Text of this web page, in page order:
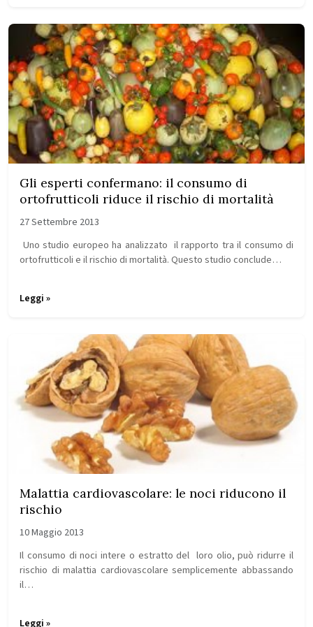
Gli esperti confermano: il consumo di
ortofrutticoli riduce il rischio di mortalità
27 Settembre 2013
Uno studio europeo ha analizzato il rapporto tra il consumo di
ortofrutticoli e il rischio di mortalità. Questo studio conclude…
Leggi »
Malattia cardiovascolare: le noci riducono il
rischio
10 Maggio 2013
Il consumo di noci intere o estratto del loro olio, può ridurre il
rischio di malattia cardiovascolare semplicemente abbassando
il…
Leggi »